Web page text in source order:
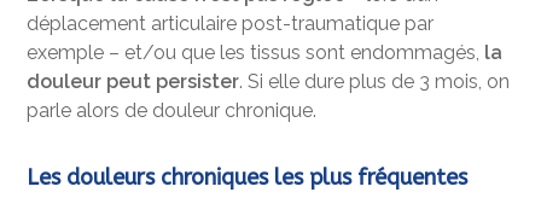
déplacement articulaire post-traumatique par
exemple – et/ou que les tissus sont endommagés, la
douleur peut persister. Si elle dure plus de 3 mois, on
parle alors de douleur chronique.
Les douleurs chroniques les plus fréquentes